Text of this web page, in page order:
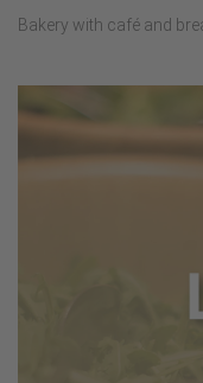
Bakery with café and